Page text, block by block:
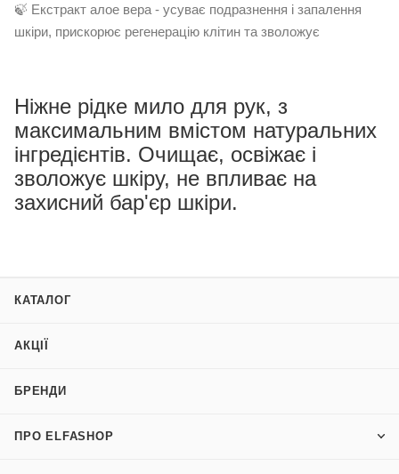
🍃 Екстракт алое вера - усуває подразнення і запалення
шкіри, прискорює регенерацію клітин та зволожує
Ніжне рідке мило для рук, з
максимальним вмістом натуральних
інгредієнтів. Очищає, освіжає і
зволожує шкіру, не впливає на
захисний бар'єр шкіри.
КАТАЛОГ
АКЦІЇ
БРЕНДИ
ПРО ELFASHOP